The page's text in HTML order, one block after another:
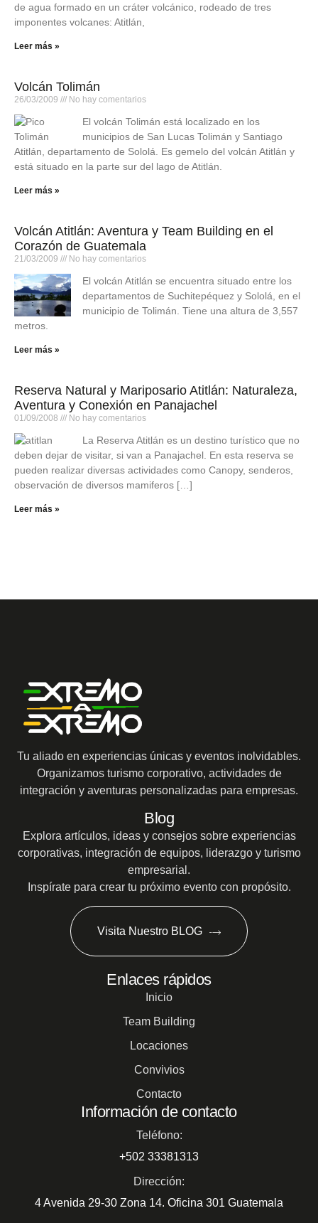
de agua formado en un cráter volcánico, rodeado de tres
imponentes volcanes: Atitlán,
Leer más »
Volcán Tolimán
26/03/2009 No hay comentarios
El volcán Tolimán está localizado en los
municipios de San Lucas Tolimán y Santiago
Atitlán, departamento de Sololá. Es gemelo del volcán Atitlán y
está situado en la parte sur del lago de Atitlán.
Leer más »
Volcán Atitlán: Aventura y Team Building en el
Corazón de Guatemala
21/03/2009 No hay comentarios
El volcán Atitlán se encuentra situado entre los
departamentos de Suchitepéquez y Sololá, en el
municipio de Tolimán. Tiene una altura de 3,557
metros.
Leer más »
Reserva Natural y Mariposario Atitlán: Naturaleza,
Aventura y Conexión en Panajachel
01/09/2008 No hay comentarios
La Reserva Atitlán es un destino turístico que no
deben dejar de visitar, si van a Panajachel. En esta reserva se
pueden realizar diversas actividades como Canopy, senderos,
observación de diversos mamiferos […]
Leer más »
Tu aliado en experiencias únicas y eventos inolvidables.
Organizamos turismo corporativo, actividades de
integración y aventuras personalizadas para empresas.
Blog
Explora artículos, ideas y consejos sobre experiencias
corporativas, integración de equipos, liderazgo y turismo
empresarial.
Inspírate para crear tu próximo evento con propósito.
Visita Nuestro BLOG
Enlaces rápidos
Inicio
Team Building
Locaciones
Convivios
Contacto
Información de contacto
Teléfono:
+502 33381313
Dirección:
4 Avenida 29-30 Zona 14. Oficina 301 Guatemala